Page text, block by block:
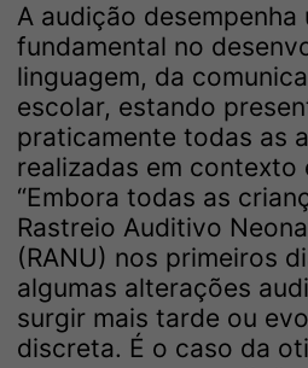
A audição desempenha
fundamental no
linguagem, da
escolar, estando
praticamente todas as
realizadas em contexto
“Embora todas as
Rastreio Auditivo
(RANU) nos primeiros
algumas alterações
surgir mais tarde ou
discreta. É o caso da